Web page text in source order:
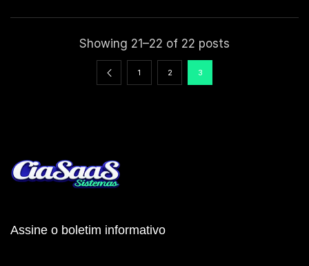
Showing 21–22 of 22 posts
1 2 3
Assine o boletim informativo